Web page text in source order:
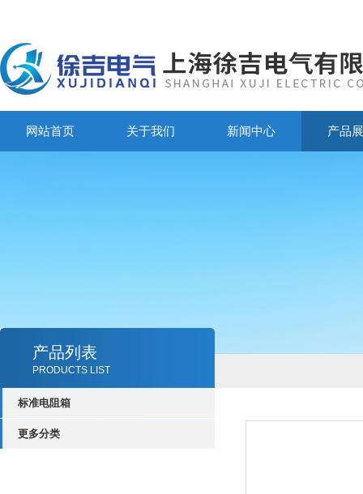
网站首页 关于我们 新闻中心 产品
产品列表
PRODUCTS LIST
标准电阻箱
更多分类